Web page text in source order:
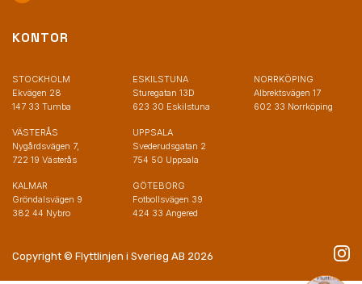
KONTOR
STOCKHOLM
Ekvägen 28
147 33 Tumba
VÄSTERÅS
Nygårdsvägen 7,
722 19 Västerås
KALMAR
Gröndalsvägen 9
382 44 Nybro
ESKILSTUNA
Sturegatan 13D
623 30 Eskilstuna
UPPSALA
Svederudsgatan 2
754 50 Uppsala
GÖTEBORG
Fotbollsvägen 39
424 33 Angered
NORRKÖPING
Albrektsvägen 17
602 33 Norrköping
Copyright © Flyttlinjen i Sverieg AB 2026